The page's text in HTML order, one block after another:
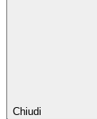
Chiudi